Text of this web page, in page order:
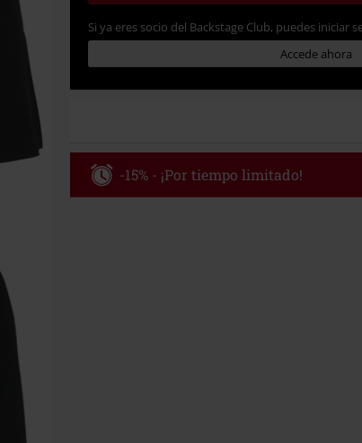
Si ya eres socio del Backstage Club, puedes iniciar
Accede ahora
-15% - ¡Por tiempo limitado!